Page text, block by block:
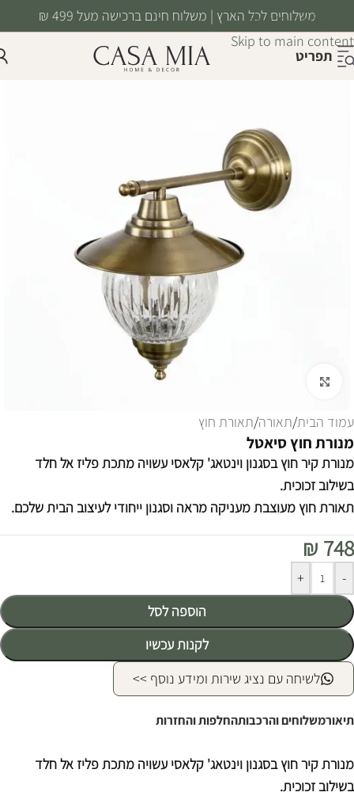
Skip to navigation
Skip to main content
משלוחים לכל הארץ | משלוח חינם ברכישה מעל 499 ₪
תפריט
עמוד הבית/תאורה/תאורת חוץ
מנורת חוץ סיאטל
מנורת קיר חוץ בסגנון וינטאג' קלאסי עשויה מתכת פליז אל חלד
בשילוב זכוכית.
תאורת חוץ מעוצבת מעניקה מראה וסגנון ייחודי לעיצוב הבית שלכם.
₪ 748
-
+
הוספה לסל
לקנות עכשיו
Alternative:
לשיחה עם נציג שירות ומידע נוסף >>
תיאורמשלוחים והרכבותהחלפות והחזרות
מנורת קיר חוץ בסגנון וינטאג' קלאסי עשויה מתכת פליז אל חלד
בשילוב זכוכית.